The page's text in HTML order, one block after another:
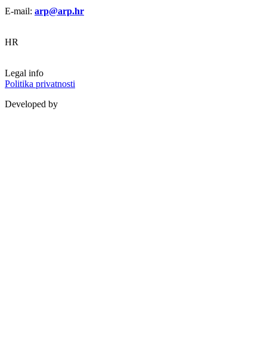
E-mail: arp@arp.hr
HR
Legal info
Politika privatnosti
Developed by